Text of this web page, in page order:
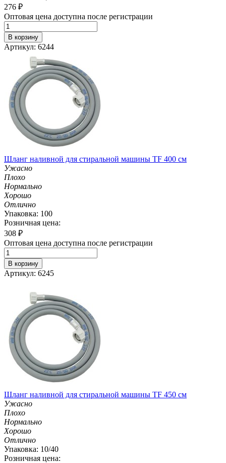
276 ₽
Оптовая цена доступна после регистрации
В корзину
Артикул: 6244
Шланг наливной для стиральной машины TF 400 см
Ужасно
Плохо
Нормально
Хорошо
Отлично
Упаковка: 100
Розничная цена:
308 ₽
Оптовая цена доступна после регистрации
В корзину
Артикул: 6245
Шланг наливной для стиральной машины TF 450 см
Ужасно
Плохо
Нормально
Хорошо
Отлично
Упаковка: 10/40
Розничная цена: